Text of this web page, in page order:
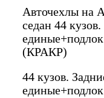
Авточехлы на
седан 44
(КРАКР)
44 кузов.